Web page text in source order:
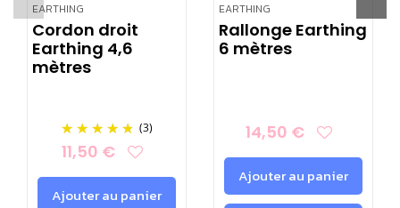
EARTHING
Cordon droit
Earthing 4,6
mètres
(3)
11,50 €
Ajouter au panier
EARTHING
Rallonge Earthing
6 mètres
14,50 €
Ajouter au panier